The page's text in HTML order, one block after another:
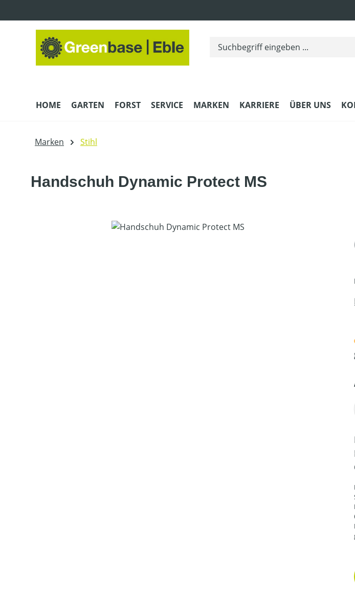
HOME GARTEN FORST SERVICE MARKEN KARRIERE ÜBER UNS
Marken Stihl
Handschuh Dynamic Protect MS
Bildergalerie überspringen